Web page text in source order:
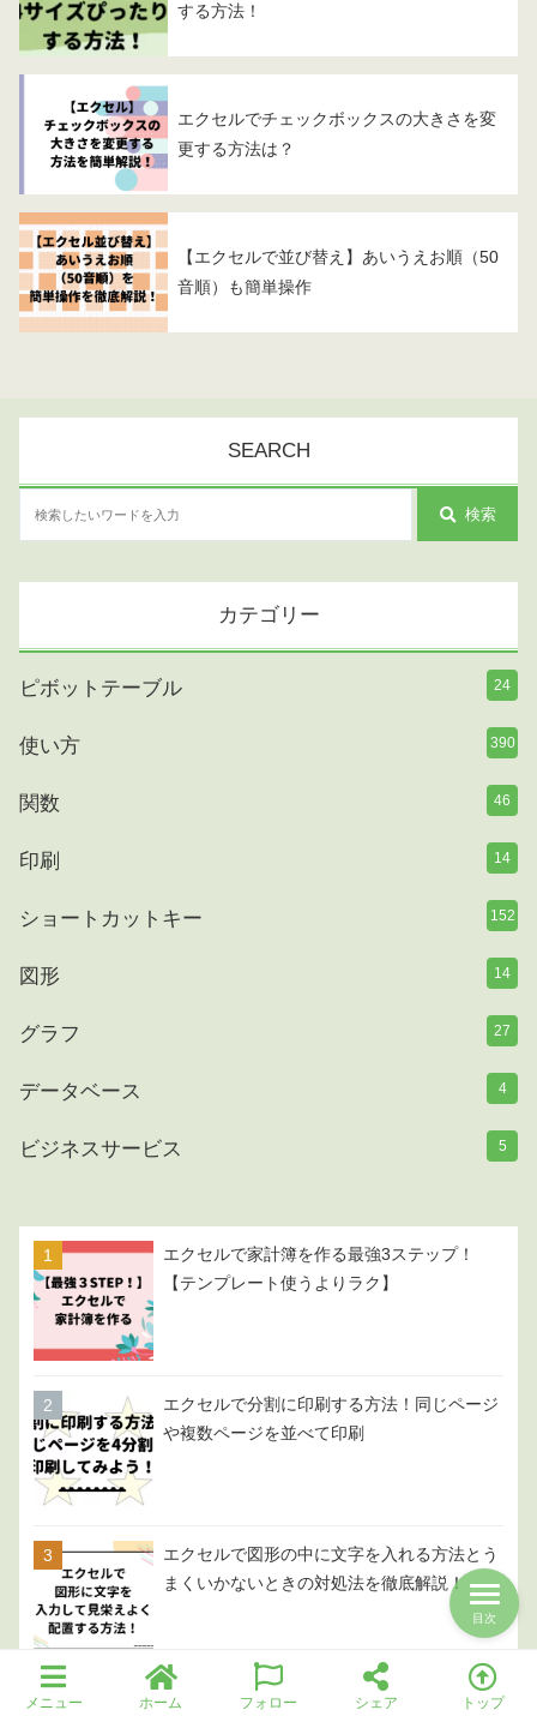
する方法！
エクセルでチェックボックスの大きさを変
更する方法は？
【エクセルで並び替え】あいうえお順（50
音順）も簡単操作
SEARCH
検索
カテゴリー
ピボットテーブル 24
使い方 390
関数 46
印刷 14
ショートカットキー 152
図形 14
グラフ 27
データベース 4
ビジネスサービス 5
エクセルで家計簿を作る最強3ステップ！
【テンプレート使うよりラク】
エクセルで分割に印刷する方法！同じページ
や複数ページを並べて印刷
エクセルで図形の中に文字を入れる方法とう
まくいかないときの対処法を徹底解説！
エクセルで足し算が簡単にできる【SUM関
メニュー ホーム フォロー シェア トップ
目次